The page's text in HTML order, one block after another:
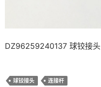
DZ96259240137 球铰接头
球铰接头 连接杆